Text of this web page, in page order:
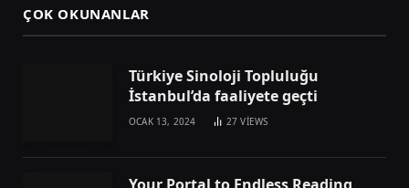
ÇOK OKUNANLAR
Türkiye Sinoloji Topluluğu
İstanbul’da faaliyete geçti
OCAK 13, 2024 27VIEWS